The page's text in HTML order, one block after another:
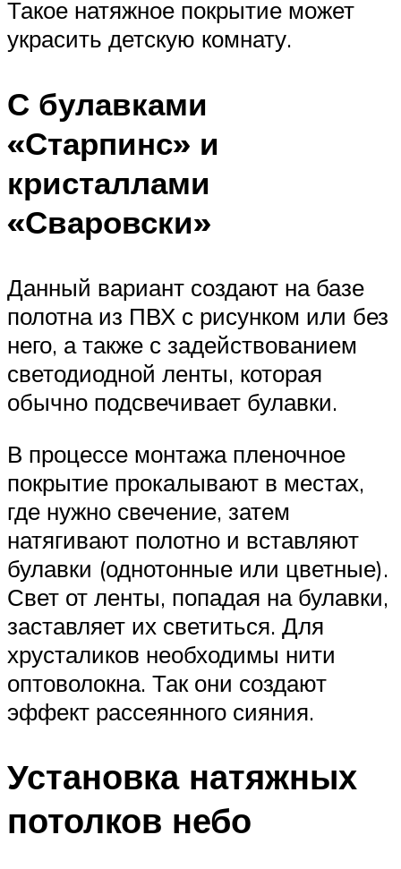
Такое натяжное покрытие может
украсить детскую комнату.
С булавками
«Старпинс» и
кристаллами
«Сваровски»
Данный вариант создают на базе
полотна из ПВХ с рисунком или без
него, а также с задействованием
светодиодной ленты, которая
обычно подсвечивает булавки.
В процессе монтажа пленочное
покрытие прокалывают в местах,
где нужно свечение, затем
натягивают полотно и вставляют
булавки (однотонные или цветные).
Свет от ленты, попадая на булавки,
заставляет их светиться. Для
хрусталиков необходимы нити
оптоволокна. Так они создают
эффект рассеянного сияния.
Установка натяжных
потолков небо